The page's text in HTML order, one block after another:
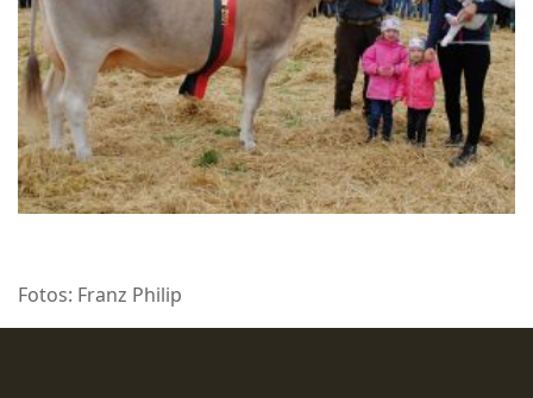
Fotos: Franz Philip